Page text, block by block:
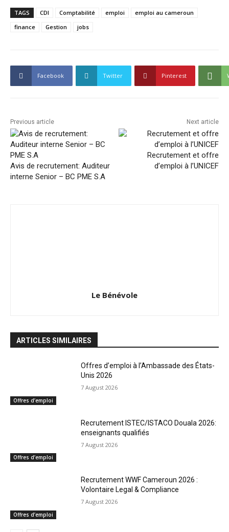
TAGS CDI Comptabilité emploi
emploi au cameroun
finance
Gestion jobs
Facebook Twitter Pinterest
Previous article
Avis de recrutement: Auditeur
interne Senior – BC PME S.A
Next article
Recrutement et offre
d’emploi à l’UNICEF
Le Bénévole
ARTICLES SIMILAIRES
Offres d’emploi
Offres d’emploi à l’Ambassade des États-
Unis 2026
7 August 2026
Offres d’emploi
Recrutement ISTEC/ISTACO Douala 2026:
enseignants qualifiés
7 August 2026
Offres d’emploi
Recrutement WWF Cameroun 2026 :
Volontaire Legal & Compliance
7 August 2026